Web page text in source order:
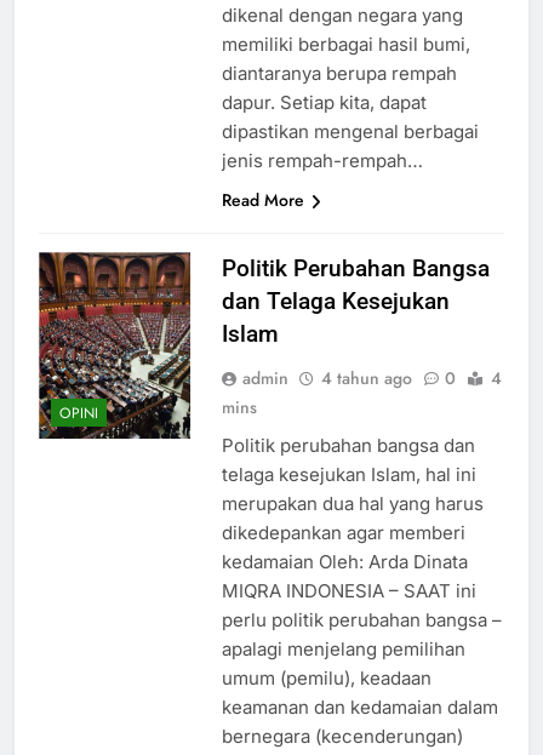
dikenal dengan negara yang
memiliki berbagai hasil bumi,
diantaranya berupa rempah
dapur. Setiap kita, dapat
dipastikan mengenal berbagai
jenis rempah-rempah…
Read More
OPINI
Politik Perubahan Bangsa
dan Telaga Kesejukan
Islam
admin 4 tahun ago 0
4
mins
Politik perubahan bangsa dan
telaga kesejukan Islam, hal ini
merupakan dua hal yang harus
dikedepankan agar memberi
kedamaian Oleh: Arda Dinata
MIQRA INDONESIA – SAAT ini
perlu politik perubahan bangsa –
apalagi menjelang pemilihan
umum (pemilu), keadaan
keamanan dan kedamaian dalam
bernegara (kecenderungan)